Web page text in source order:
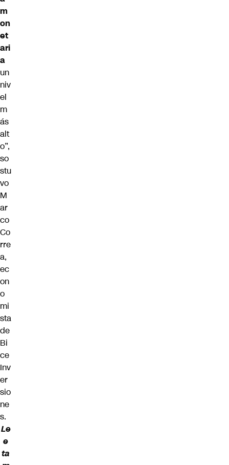
m
on
et
ari
a
un
niv
el
m
ás
alt
o”,
so
stu
vo
M
ar
co
Co
rre
a,
ec
on
o
mi
sta
de
Bi
ce
Inv
er
sio
ne
s.
Le
e
ta